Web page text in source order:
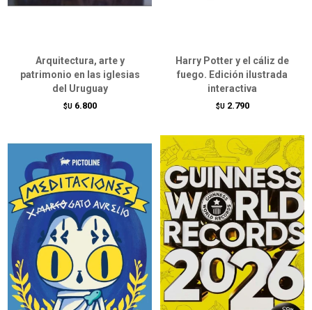
Arquitectura, arte y
patrimonio en las iglesias
del Uruguay
$U 6.800
Harry Potter y el cáliz de
fuego. Edición ilustrada
interactiva
$U 2.790